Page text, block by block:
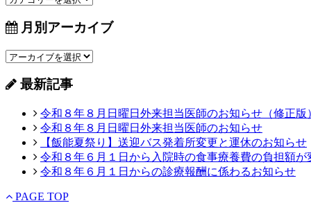
月別アーカイブ
最新記事
令和８年８月日曜日外来担当医師のお知らせ（修正版
令和８年８月日曜日外来担当医師のお知らせ
【飯能夏祭り】送迎バス発着所変更と運休のお知らせ
令和８年６月１日から入院時の食事療養費の負担額が
令和８年６月１日からの診療報酬に係わるお知らせ
PAGE TOP